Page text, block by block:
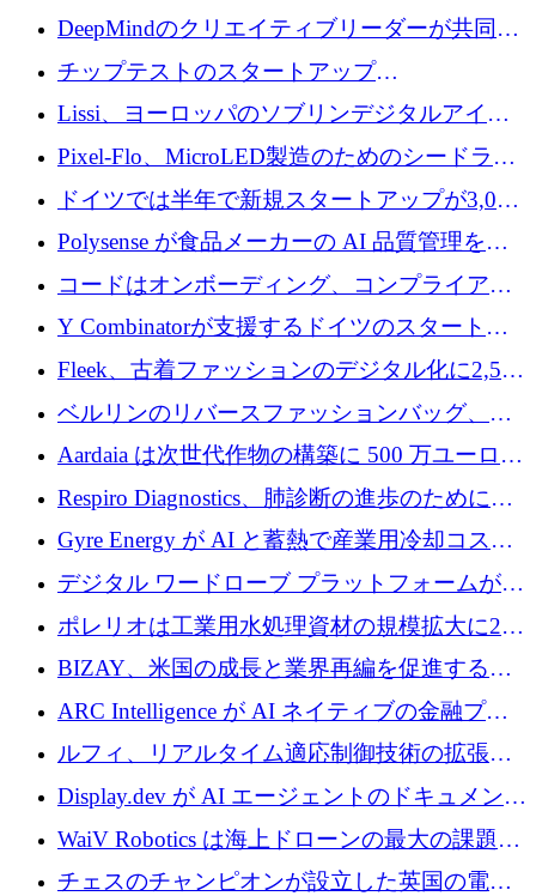
がプレシードで 220 万ドルを調達
DeepMindのクリエイティブリーダーが共同設
立したAIライティングのスタートアップが
1,300万ドルのシード投資を調達
チップテストのスタートアップ
QuantumDiamondsが株式資金で1,500万ユーロ
Lissi、ヨーロッパのソブリンデジタルアイデ
ンティティの未来を推進するために350万ユー
ロを調達
Pixel-Flo、MicroLED製造のためのシードラウ
ンドで525万ポンドを獲得
ドイツでは半年で新規スタートアップが3,000
社という記録を目の当たりにし、涙を流すハ
ンブルク
Polysense が食品メーカーの AI 品質管理を拡
張するために 1,070 万ドルを調達
コードはオンボーディング、コンプライアン
ス、支払いを統合するために 640 万ポンドを
Y Combinatorが支援するドイツのスタートア
ップFintoが340万ドルを調達、シリコンバレ
ーではなくミュンヘンを選んだと語る
Fleek、古着ファッションのデジタル化に2,500
万ドルを確保
ベルリンのリバースファッションバッグ、繊
維仕分け規模拡大に7桁の資金調達
Aardaia は次世代作物の構築に 500 万ユーロを
寄付
Respiro Diagnostics、肺診断の進歩のために
100 万ポンドを確保
Gyre Energy が AI と蓄熱で産業用冷却コスト
を削減するために 130 万ドルを調達
デジタル ワードローブ プラットフォームが
1,000 万人のユーザーに到達し、Whering が
700 万ドルを獲得
ポレリオは工業用水処理資材の規模拡大に240
万ユーロを確保
BIZAY、米国の成長と業界再編を促進するた
めに5,500万ドルを確保
ARC Intelligence が AI ネイティブの金融プラ
ットフォームを拡大するために 400 万ユーロ
ルフィ、リアルタイム適応制御技術の拡張に
810万ポンドを確保
Display.dev が AI エージェントのドキュメント
コラボレーションを強化するために 47 万ユー
WaiV Robotics は海上ドローンの最大の課題の
1 つをどのように解決しているか
チェスのチャンピオンが設立した英国の電池